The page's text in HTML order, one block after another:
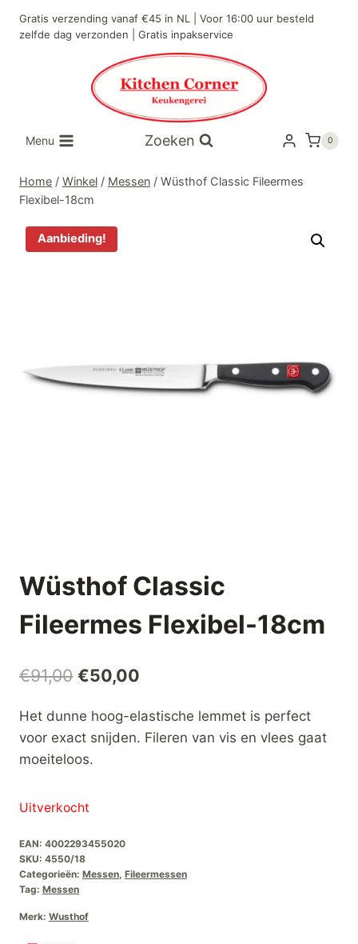
naar
Gratis verzending vanaf €45 in NL | Voor 16:00 uur besteld
zelfde dag verzonden | Gratis inpakservice
Menu Zoeken 0
Home / Winkel / Messen / Wüsthof Classic Fileermes
Flexibel-18cm
Aanbieding!
Wüsthof Classic
Fileermes Flexibel-18cm
€91,00 Oorspronkelijke
was:
€91,00.
€50,00
is:
Het dunne hoog-elastische lemmet is perfect
voor exact snijden. Fileren van vis en vlees gaat
moeiteloos.
Uitverkocht
EAN: 4002293455020
SKU: 4550/18
Categorieën: Messen, Fileermessen
Tag: Messen
Merk: Wusthof